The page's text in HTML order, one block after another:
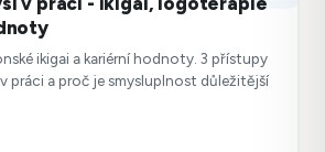
ikigai a kariérní hodnoty. 3 přístupy
práci a proč je smysluplnost důležitější